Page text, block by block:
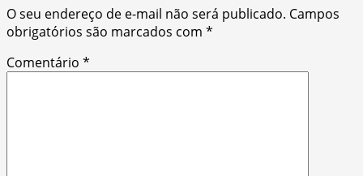
O seu endereço de e-mail não será publicado. Campos
obrigatórios são marcados com *
Comentário *